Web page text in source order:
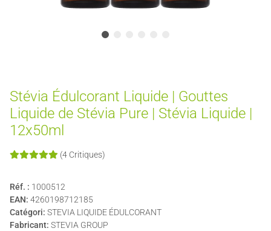
Stévia Édulcorant Liquide | Gouttes
Liquide de Stévia Pure | Stévia Liquide |
12x50ml
(4 Critiques)
Réf. : 1000512
EAN: 4260198712185
Catégori: STEVIA LIQUIDE ÉDULCORANT
Fabricant: STEVIA GROUP